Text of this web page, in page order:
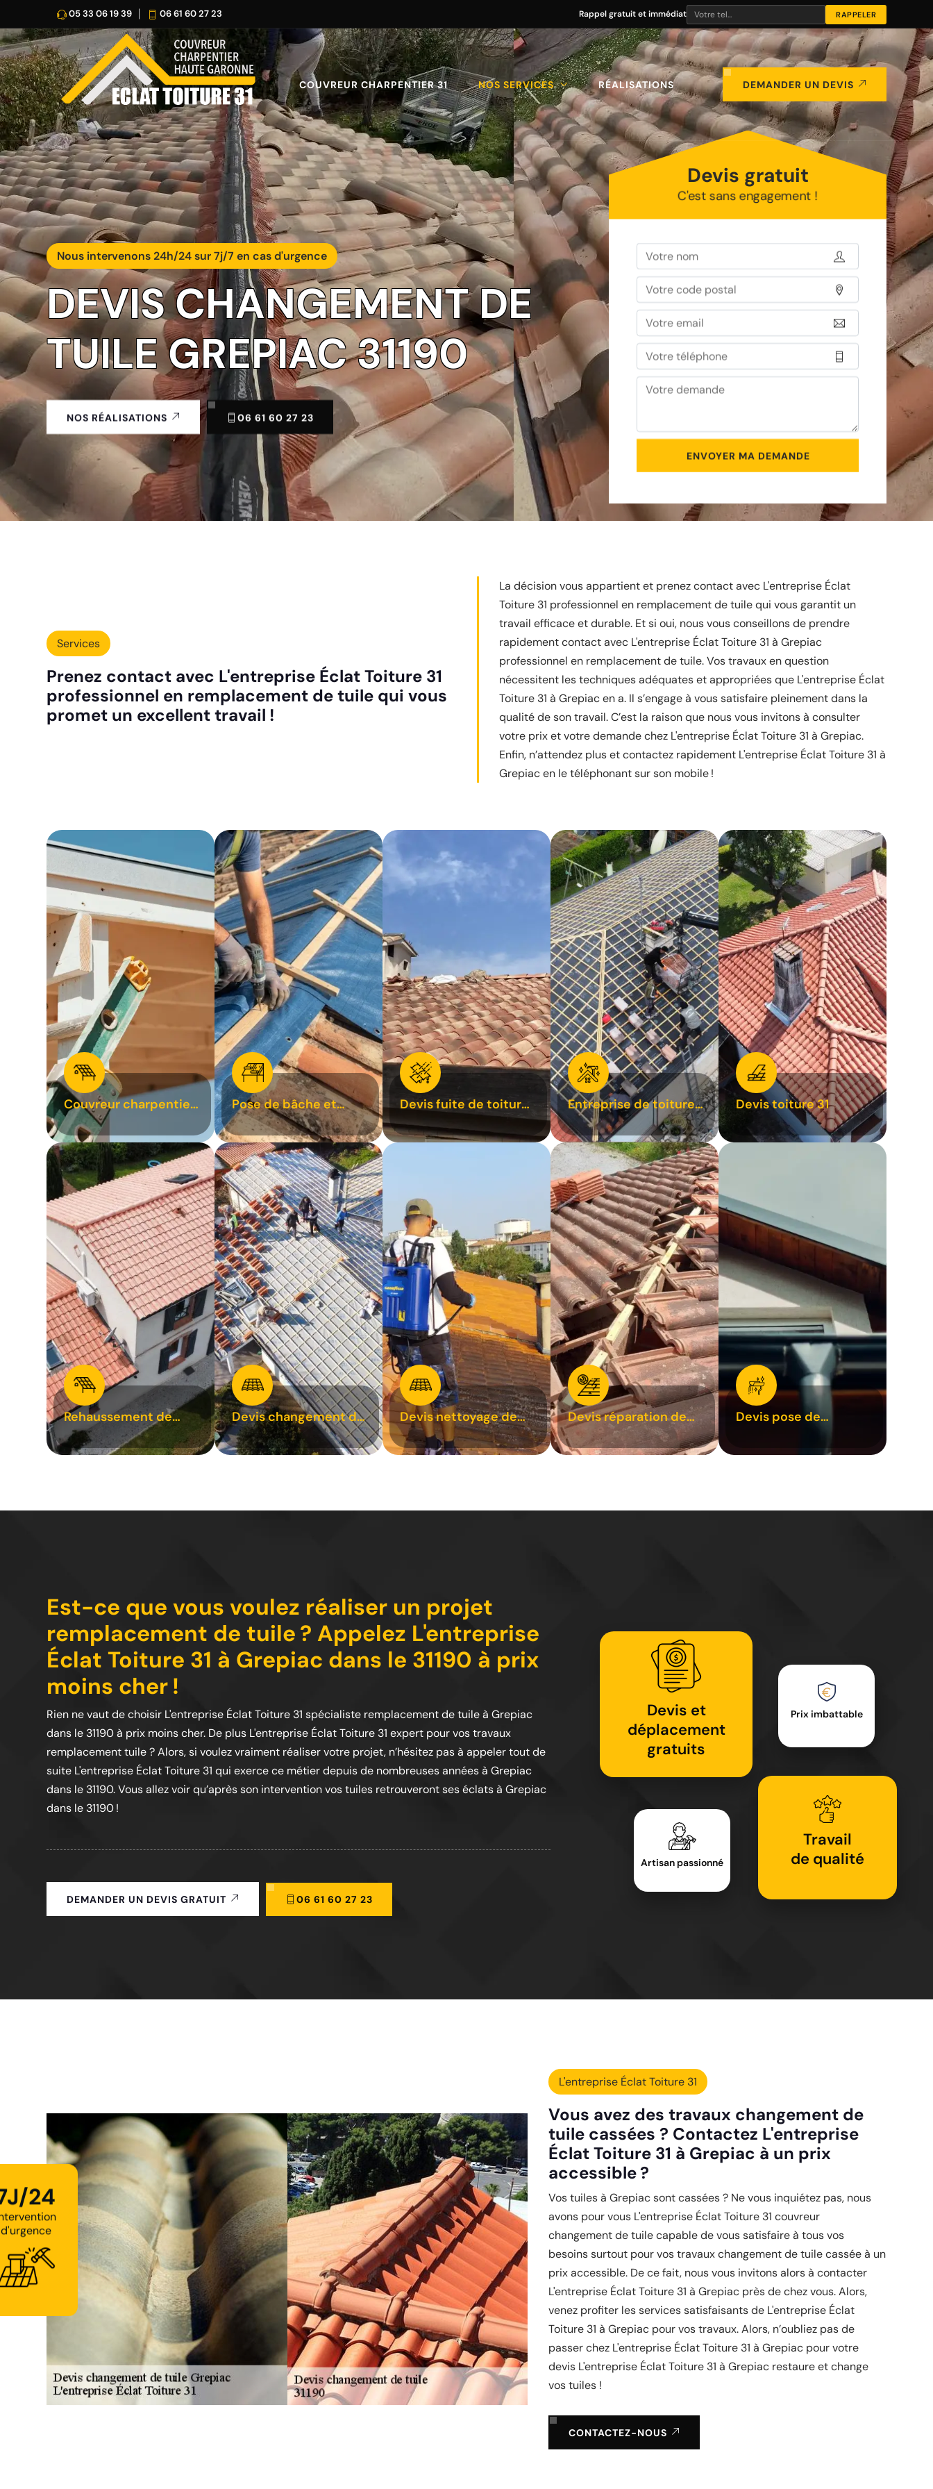
05 33 06 19 39 06 61 60 27 23 Rappel gratuit et immédiat
COUVREUR CHARPENTIER 31 NOS SERVICES RÉALISATIONS DEMANDER UN DEVIS
Nous intervenons 24h/24 sur 7j/7 en cas d'urgence
DEVIS CHANGEMENT DE
TUILE GREPIAC 31190
NOS RÉALISATIONS 06 61 60 27 23
Devis gratuit
C'est sans engagement !
Services
Prenez contact avec L'entreprise Éclat Toiture 31
professionnel en remplacement de tuile qui vous
promet un excellent travail !
La décision vous appartient et prenez contact avec L'entreprise Éclat
Toiture 31 professionnel en remplacement de tuile qui vous garantit un
travail efficace et durable. Et si oui, nous vous conseillons de prendre
rapidement contact avec L'entreprise Éclat Toiture 31 à Grepiac
professionnel en remplacement de tuile. Vos travaux en question
nécessitent les techniques adéquates et appropriées que L'entreprise Éclat
Toiture 31 à Grepiac en a. Il s’engage à vous satisfaire pleinement dans la
qualité de son travail. C’est la raison que nous vous invitons à consulter
votre prix et votre demande chez L'entreprise Éclat Toiture 31 à Grepiac.
Enfin, n’attendez plus et contactez rapidement L'entreprise Éclat Toiture 31 à
Grepiac en le téléphonant sur son mobile !
Couvreur charpentier
31
Pose de bâche et
bâchage de toiture 31
Devis fuite de toiture
31
Entreprise de toiture
31
Devis toiture 31
Rehaussement de
toiture 31
Devis changement de
tuile 31
Devis nettoyage de
toiture 31
Devis réparation de
toiture 31
Devis pose de
Est-ce que vous voulez réaliser un projet
remplacement de tuile ? Appelez L'entreprise
Éclat Toiture 31 à Grepiac dans le 31190 à prix
moins cher !
Rien ne vaut de choisir L'entreprise Éclat Toiture 31 spécialiste remplacement de tuile à Grepiac
dans le 31190 à prix moins cher. De plus L'entreprise Éclat Toiture 31 expert pour vos travaux
remplacement tuile ? Alors, si voulez vraiment réaliser votre projet, n’hésitez pas à appeler tout de
suite L'entreprise Éclat Toiture 31 qui exerce ce métier depuis de nombreuses années à Grepiac
dans le 31190. Vous allez voir qu’après son intervention vos tuiles retrouveront ses éclats à Grepiac
dans le 31190 !
Devis et
déplacement
gratuits
Artisan passionné
Prix imbattable
Travail
de qualité
DEMANDER UN DEVIS GRATUIT 06 61 60 27 23
24
d'urgence
L'entreprise Éclat Toiture 31
Vous avez des travaux changement de
tuile cassées ? Contactez L'entreprise
Éclat Toiture 31 à Grepiac à un prix
accessible ?
Vos tuiles à Grepiac sont cassées ? Ne vous inquiétez pas, nous
avons pour vous L'entreprise Éclat Toiture 31 couvreur
changement de tuile capable de vous satisfaire à tous vos
besoins surtout pour vos travaux changement de tuile cassée à un
prix accessible. De ce fait, nous vous invitons alors à contacter
L'entreprise Éclat Toiture 31 à Grepiac près de chez vous. Alors,
venez profiter les services satisfaisants de L'entreprise Éclat
Toiture 31 à Grepiac pour vos travaux. Alors, n’oubliez pas de
passer chez L'entreprise Éclat Toiture 31 à Grepiac pour votre
devis L'entreprise Éclat Toiture 31 à Grepiac restaure et change
vos tuiles !
CONTACTEZ-NOUS